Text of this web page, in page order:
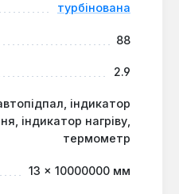
водорозбору.турбінована
88
2.9
індикатор
індикатор нагріву,
термометр
13 × 10000000 мм